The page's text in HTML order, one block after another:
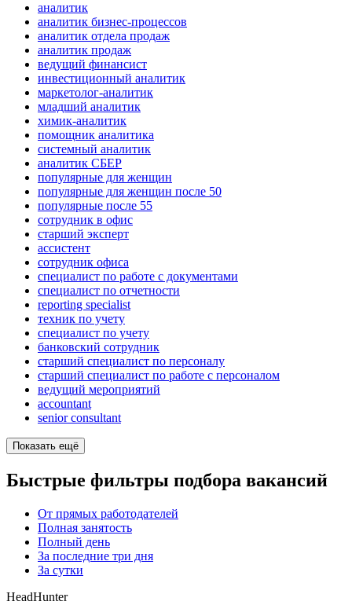
аналитик
аналитик бизнес-процессов
аналитик отдела продаж
аналитик продаж
ведущий финансист
инвестиционный аналитик
маркетолог-аналитик
младший аналитик
химик-аналитик
помощник аналитика
системный аналитик
аналитик СБЕР
популярные для женщин
популярные для женщин после 50
популярные после 55
сотрудник в офис
старший эксперт
ассистент
сотрудник офиса
специалист по работе с документами
специалист по отчетности
reporting specialist
техник по учету
специалист по учету
банковский сотрудник
старший специалист по персоналу
старший специалист по работе с персоналом
ведущий мероприятий
accountant
senior consultant
Показать ещё
Быстрые фильтры подбора вакансий
От прямых работодателей
Полная занятость
Полный день
За последние три дня
За сутки
HeadHunter